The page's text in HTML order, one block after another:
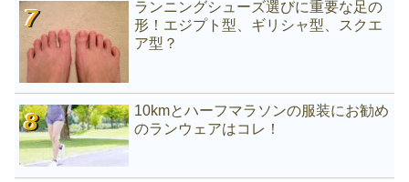
ランニングシューズ選びに重要な足の
形！エジプト型、ギリシャ型、スクエ
ア型？
10kmとハーフマラソンの服装にお勧め
のランウェアはコレ！